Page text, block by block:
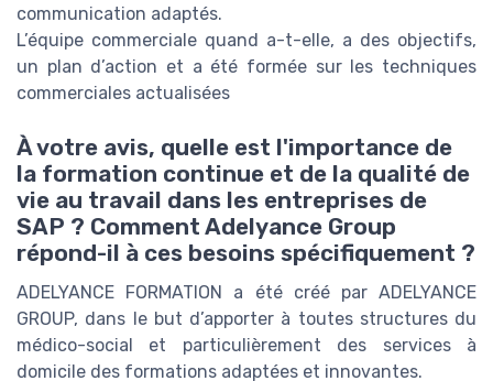
communication adaptés.
L’équipe commerciale quand a-t-elle, a des objectifs,
un plan d’action et a été formée sur les techniques
commerciales actualisées
À votre avis, quelle est l'importance de
la formation continue et de la qualité de
vie au travail dans les entreprises de
SAP ? Comment Adelyance Group
répond-il à ces besoins spécifiquement ?
ADELYANCE FORMATION a été créé par ADELYANCE
GROUP, dans le but d’apporter à toutes structures du
médico-social et particulièrement des services à
domicile des formations adaptées et innovantes.